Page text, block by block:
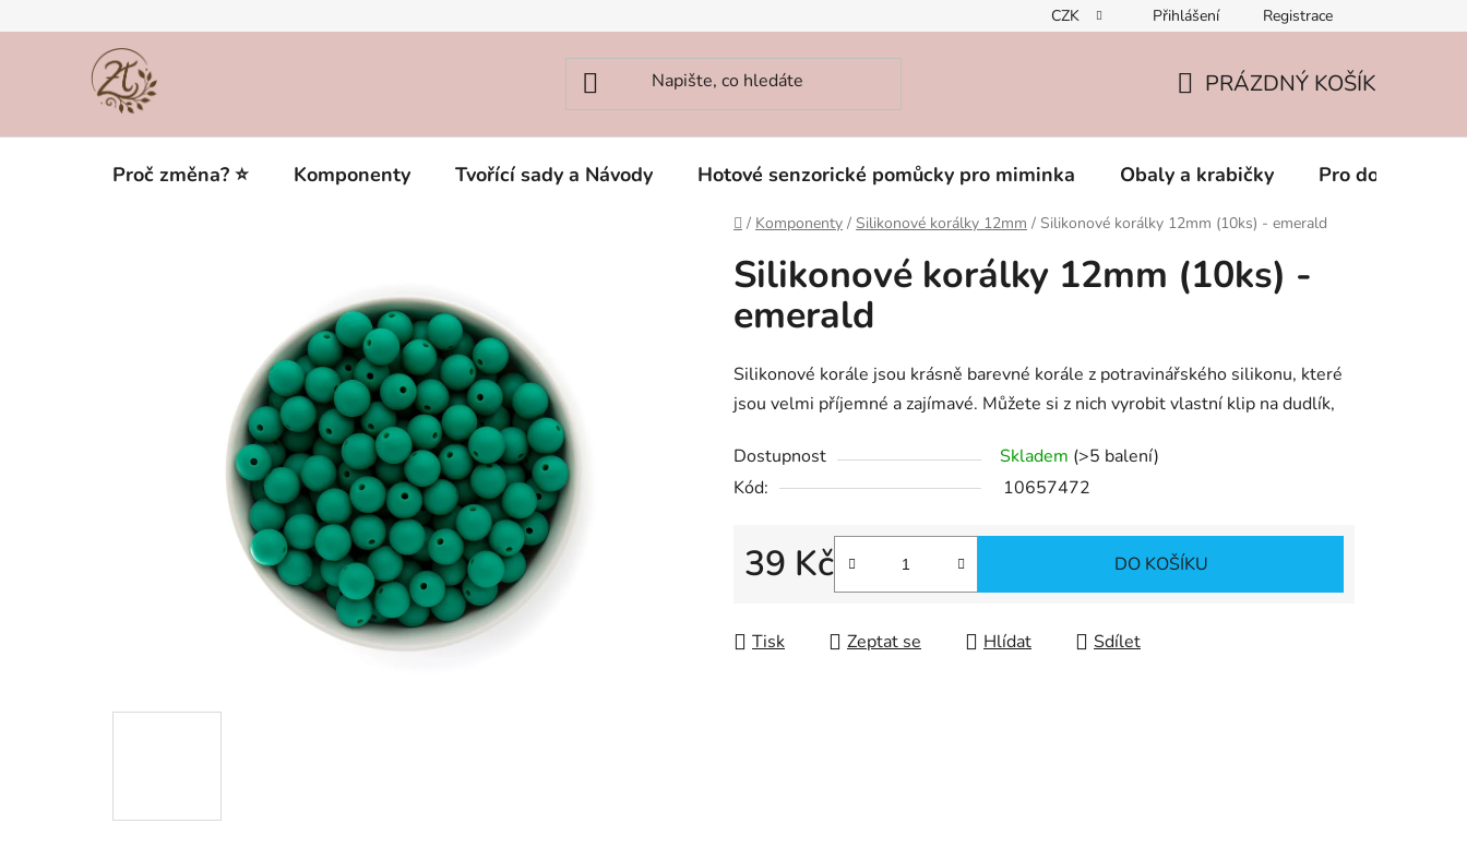
na
CZK Přihlášení Registrace
KOŠÍK
PRÁZDNÝ KOŠÍK
Proč změna? ⭐ Komponenty Tvořící sady a Návody Hotové senzorické pomůcky pro miminka Obaly a krabičky Pro dospěláky
Domů
/ Komponenty / Silikonové korálky 12mm / Silikonové korálky 12mm (10ks) - emerald
Silikonové korálky 12mm (10ks) -
emerald
Silikonové korále jsou krásně barevné korále z potravinářského silikonu, které
jsou velmi příjemné a zajímavé. Můžete si z nich vyrobit vlastní klip na dudlík,
Dostupnost Skladem (>5 balení)
Kód:
10657472
39 Kč
Měrná cena:
DO KOŠÍKU
Tisk Zeptat se Hlídat Sdílet